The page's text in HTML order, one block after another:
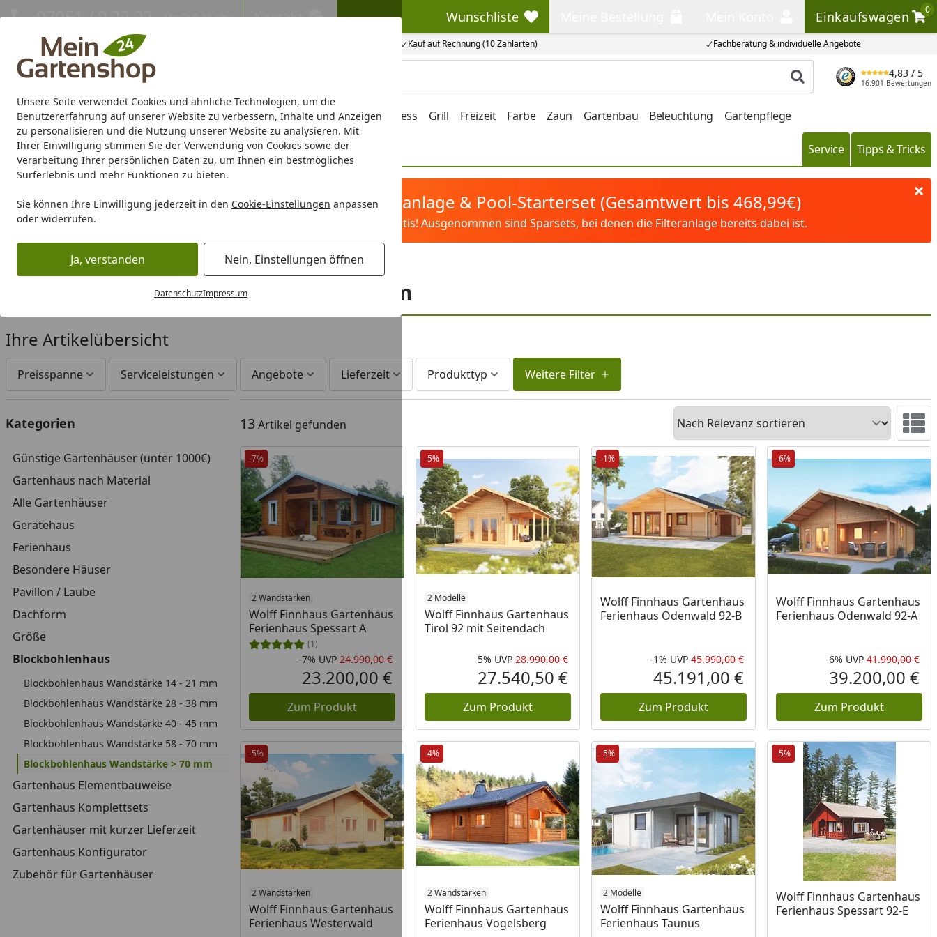
Unsere Seite verwendet Cookies und ähnliche Technologien, um die
Benutzererfahrung auf unserer Website zu verbessern, Inhalte und Anzeigen
zu personalisieren und die Nutzung unserer Website zu analysieren. Mit
Ihrer Einwilligung stimmen Sie der Verwendung von Cookies sowie der
Verarbeitung Ihrer persönlichen Daten zu, um Ihnen ein bestmögliches
Surferlebnis und mehr Funktionen zu bieten.
Sie können Ihre Einwilligung jederzeit in den Cookie-Einstellungen anpassen
oder widerrufen.
Ja, verstanden Nein, Einstellungen öffnen
DatenschutzImpressum
Eigene Montage-Teams Kauf auf Rechnung (10 Zahlarten) Fachberatung & individuelle Angebote
07051 / 9 22 22 Mo-Fr. 8-16 Uhr Kontakt Wunschliste
Wunschliste Einkaufswagen
0
Einkaufswagen
Produkt suchen
4,83 / 5
16.901 Bewertungen
Gartenhaus Gerätehaus Gewächshaus Carport/Garage/Vordach Wellness Grill Freizeit Farbe Zaun Gartenbau Beleuchtung Gartenpflege
Marken Sale % Service Tipps & Tricks
Karibu Pools inkl. gratis Sandfilteranlage & Pool-Starterset (Gesamtwert bis 468,99€)
Dein Traumpool im Sorglos-Paket: Filter&Pflege gratis! Ausgenommen sind Sparsets, bei denen die Filteranlage bereits dabei ist.
Startseite
Gartenhaus Blockbohlenhaus Blockbohlenhaus Wandstärke > 70 mm
Blockbohlenhaus Wandstärke > 70 mm
Ihre Artikelübersicht
Preisspanne Serviceleistungen Angebote Lieferzeit Produkttyp Weitere Filter
Kategorien
Günstige Gartenhäuser (unter 1000€)
Gartenhaus nach Material
Alle Gartenhäuser
Gerätehaus
Ferienhaus
Besondere Häuser
Pavillon / Laube
Dachform
Größe
Blockbohlenhaus
Blockbohlenhaus Wandstärke 14 - 21 mm
Blockbohlenhaus Wandstärke 28 - 38 mm
Blockbohlenhaus Wandstärke 40 - 45 mm
Blockbohlenhaus Wandstärke 58 - 70 mm
Blockbohlenhaus Wandstärke > 70 mm
Gartenhaus Elementbauweise
Gartenhaus Komplettsets
Gartenhäuser mit kurzer Lieferzeit
Gartenhaus Konfigurator
Zubehör für Gartenhäuser
13Artikel gefunden
Sortieren
-7%
2 Wandstärken
Wolff Finnhaus Gartenhaus
Ferienhaus Spessart A
(1)
Rabatt in Prozent
-7%
Ursprünglicher Preis
UVP 24.990,00 €
Aktueller Preis
23.200,00 €
Zum Produkt
-5%
2 Modelle
Wolff Finnhaus Gartenhaus
Tirol 92 mit Seitendach
Rabatt in Prozent
-5%
Ursprünglicher Preis
UVP 28.990,00 €
Aktueller Preis
27.540,50 €
Zum Produkt
-1%
Wolff Finnhaus Gartenhaus
Ferienhaus Odenwald 92-B
Rabatt in Prozent
-1%
Ursprünglicher Preis
UVP 45.990,00 €
Aktueller Preis
45.191,00 €
Zum Produkt
-6%
Wolff Finnhaus Gartenhaus
Ferienhaus Odenwald 92-A
-6% UVP 41.990,00 €
39.200,00 €
Zum Produkt
-5%
2 Wandstärken
Wolff Finnhaus Gartenhaus
Ferienhaus Westerwald
-4%
2 Wandstärken
Wolff Finnhaus Gartenhaus
Ferienhaus Vogelsberg
-5%
2 Modelle
Wolff Finnhaus Gartenhaus
Ferienhaus Taunus
-5%
Wolff Finnhaus Gartenhaus
Ferienhaus Spessart 92-E